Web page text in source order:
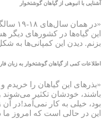
آشنایی با انبوهی از گیاهان گوشتخوار
«در
این گیاه‌ها در کشورهای
بزنم. دیدن این کمپانی‌ها به
اطلاعات کمی از گیاهان گوشتخوار به زبان
«بذرهای این گیاهان را
باشند، خودشان تکثیر می‌شوند
بود، خیلی به کار نمی‌آمد!در
این در حالی‌ است که امروز ما